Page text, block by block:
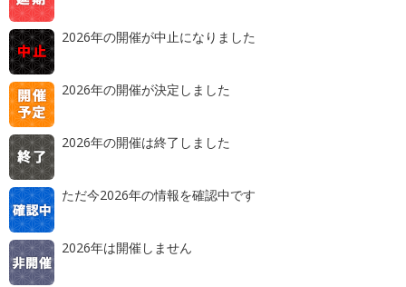
2026年の開催が中止になりました
2026年の開催が決定しました
2026年の開催は終了しました
ただ今2026年の情報を確認中です
2026年は開催しません